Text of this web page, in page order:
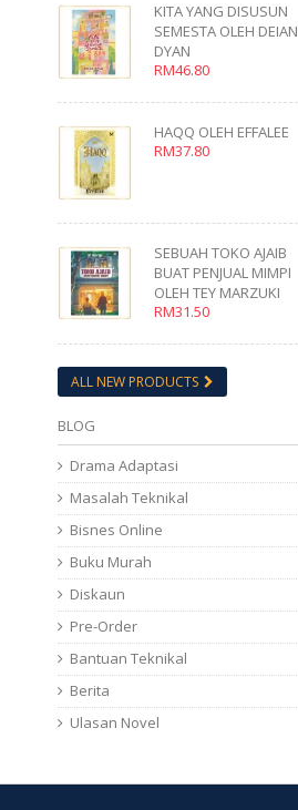
KITA YANG DISUSUN
SEMESTA OLEH DEIAN
DYAN
RM46.80
HAQQ OLEH EFFALEE
RM37.80
SEBUAH TOKO AJAIB
BUAT PENJUAL MIMPI
OLEH TEY MARZUKI
RM31.50
ALL NEW PRODUCTS
BLOG
Drama Adaptasi
Masalah Teknikal
Bisnes Online
Buku Murah
Diskaun
Pre-Order
Bantuan Teknikal
Berita
Ulasan Novel